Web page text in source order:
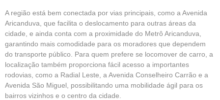
A região está bem conectada por vias principais, como a Avenida
Aricanduva, que facilita o deslocamento para outras áreas da
cidade, e ainda conta com a proximidade do Metrô Aricanduva,
garantindo mais comodidade para os moradores que dependem
do transporte público. Para quem prefere se locomover de carro, a
localização também proporciona fácil acesso a importantes
rodovias, como a Radial Leste, a Avenida Conselheiro Carrão e a
Avenida São Miguel, possibilitando uma mobilidade ágil para os
bairros vizinhos e o centro da cidade.